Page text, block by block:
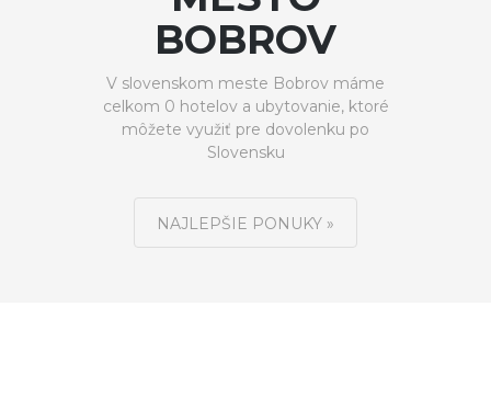
BOBROV
V slovenskom meste Bobrov máme
celkom 0 hotelov a ubytovanie, ktoré
môžete využiť pre dovolenku po
Slovensku
NAJLEPŠIE PONUKY »